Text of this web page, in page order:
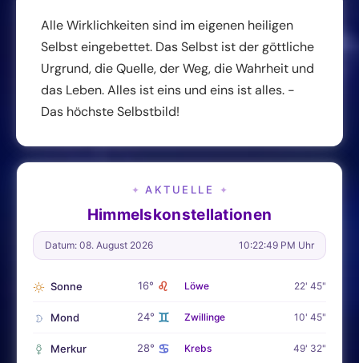
Alle Wirklichkeiten sind im eigenen heiligen
Selbst eingebettet. Das Selbst ist der göttliche
Urgrund, die Quelle, der Weg, die Wahrheit und
das Leben. Alles ist eins und eins ist alles. -
Das höchste Selbstbild!
✦ AKTUELLE ✦
Himmelskonstellationen
Datum: 08. August 2026 10:22:51 PM Uhr
Sonne 16° ♌ Löwe 22' 45"
Mond 24° ♊ Zwillinge 10' 45"
Merkur 28° ♋ Krebs 49' 32"